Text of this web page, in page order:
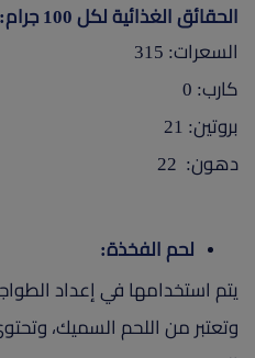
الحقائق الغذائية لكل 100 جرام:
السعرات: 315
كارب: 0
بروتين: 21
دهون: 22
لحم الفخذة:
يتم استخدامها في إعداد
وتعتبر من اللحم السميك،